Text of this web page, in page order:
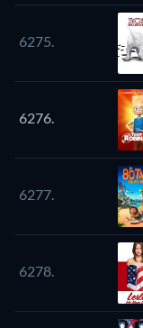
6275.
6276.
6277.
6278.